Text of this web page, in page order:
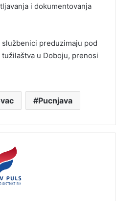
i dokumentovanja
preduzimaju pod
u Doboju, prenosi
Pucnjava